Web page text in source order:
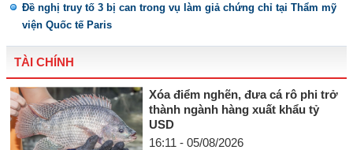
Đề nghị truy tố 3 bị can trong vụ làm giả chứng chỉ tại Thẩm mỹ
viện Quốc tế Paris
TÀI CHÍNH
Xóa điểm nghẽn, đưa cá rô phi trở
thành ngành hàng xuất khẩu tỷ
USD
16:11 - 05/08/2026